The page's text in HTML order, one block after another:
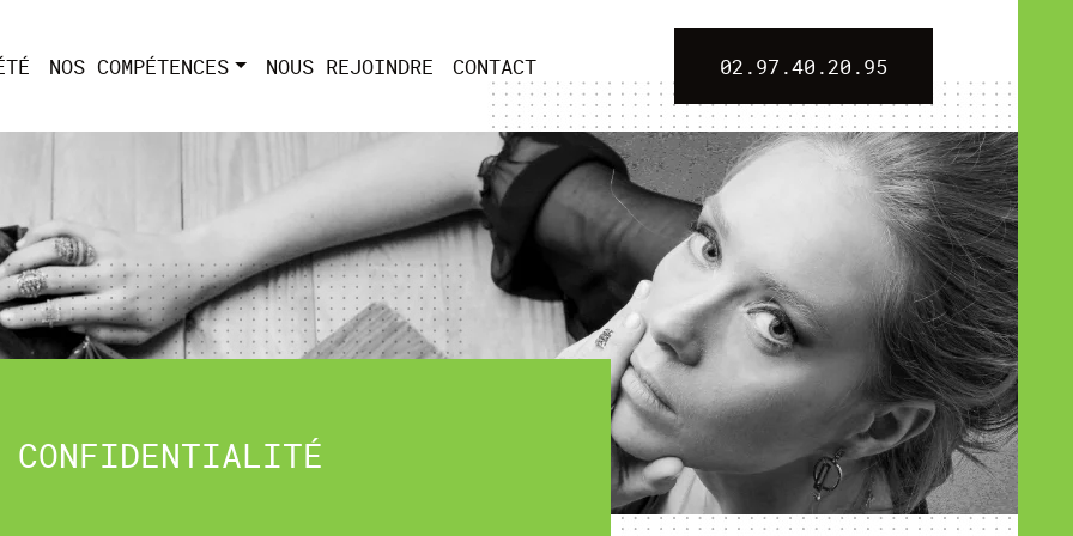
NOS COMPÉTENCES NOUS REJOINDRE CONTACT 02.97.40.20.95